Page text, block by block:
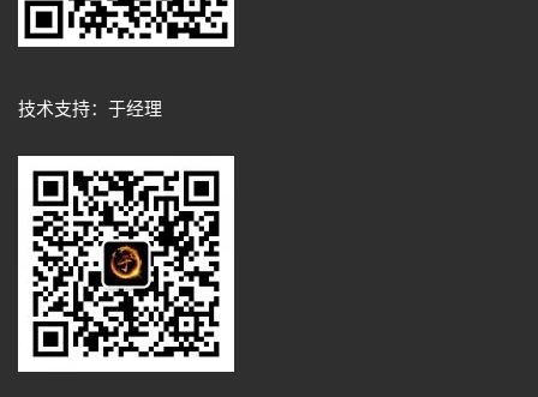
技术支持：于经理